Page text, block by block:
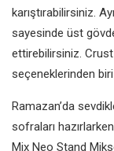
karıştırabilirsiniz.
sayesinde üst
ettirebilirsiniz.
seçeneklerinden
Ramazan’da
sofraları
Mix Neo Stand